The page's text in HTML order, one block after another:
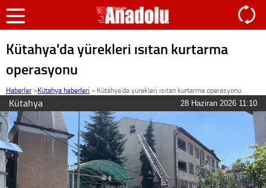
Kütahya'da yürekleri ısıtan kurtarma
operasyonu
Haberler >Kütahya haberleri » Kütahya'da yürekleri ısıtan kurtarma operasyonu
Kütahya 28 Haziran 2026 11:10